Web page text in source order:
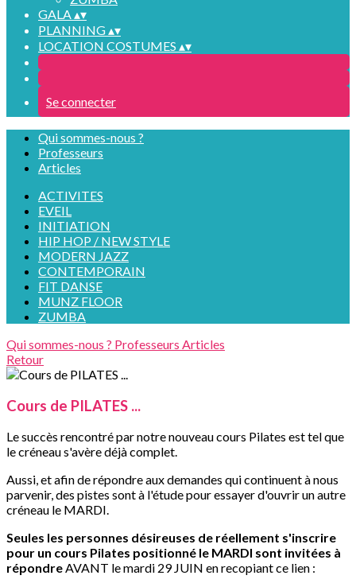
GALA▴▾
PLANNING▴▾
LOCATION COSTUMES ▴▾
Se connecter
Qui sommes-nous ?
Professeurs
Articles
ACTIVITES
EVEIL
INITIATION
HIP HOP / NEW STYLE
MODERN JAZZ
CONTEMPORAIN
FIT DANSE
MUNZ FLOOR
ZUMBA
Qui sommes-nous ? Professeurs Articles
Retour
Cours de PILATES ...
Le succès rencontré par notre nouveau cours Pilates est tel que
le créneau s'avère déjà complet.
Aussi, et afin de répondre aux demandes qui continuent à nous
parvenir, des pistes sont à l'étude pour essayer d'ouvrir un autre
créneau le MARDI.
Seules les personnes désireuses de réellement s'inscrire
pour un cours Pilates positionné le MARDI sont invitées à
répondreAVANT le mardi 29 JUIN en recopiant ce lien :